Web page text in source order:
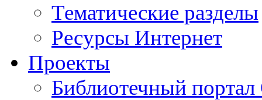
Тематические разделы
Ресурсы Интернет
Проекты
Библиотечный портал